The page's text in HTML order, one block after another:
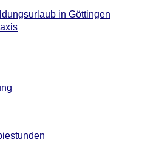
in Göttingen